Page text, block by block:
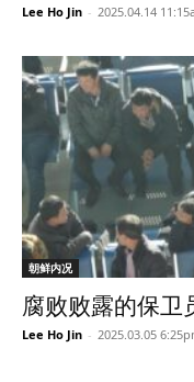
Lee Ho Jin - 2025.04.14
朝鲜内况
腐败败露的保卫
Lee Ho Jin - 2025.03.05